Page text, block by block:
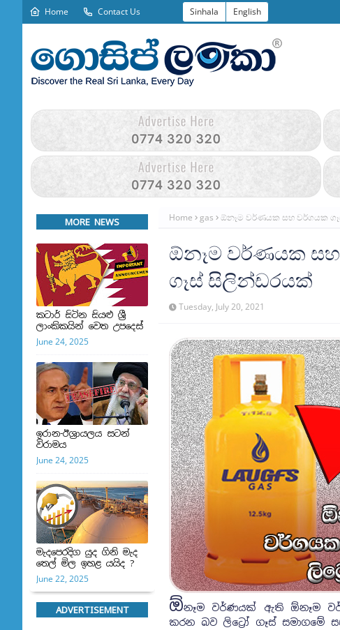
Home Contact Us Sinhala English
MORE NEWS
කටාර් සිටින සියළු ශ්‍රී
ලාංකිකයින් වෙත උපදෙස්
June 24, 2025
ඉරාන-ඊශ්‍රායලය සටන්
විරාමය
June 24, 2025
මැදපෙරදිග යුද ගිනි මැද
තෙල් මිල ඉහළ යයිද ?
June 22, 2025
ADVERTISEMENT
Home gas ඕනෑම වර්ණයක සහ වර්ගයක
ඕනෑම වර්ණයක සහ
ගෑස් සිලින්ඩරයක්
Tuesday, July 20, 2021
ඕනෑම වර්ණයක් ඇති ඕනෑම
කරන බව ලිට්‍රෝ ගෑස් සමාගමේ